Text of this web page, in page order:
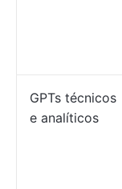
GPTs técnicos
e analíticos